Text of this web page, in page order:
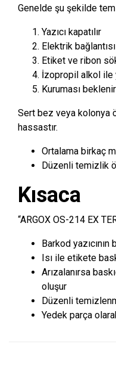
Genelde şu şekilde
Yazıcı kapatılır
Elektrik bağlantısı
Etiket ve ribon
İzopropil alkol ile
Kuruması beklenir
Sert bez veya kolonya
hassastır.
Ortalama birkaç
Düzenli temizlik
Kısaca
“ARGOX OS-214 EX
Barkod yazıcının
Isı ile etikete
Arızalanırsa
oluşur
Düzenli
Yedek parça